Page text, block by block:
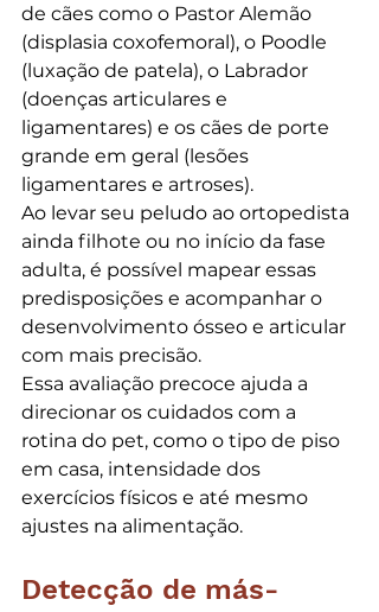
de cães como o Pastor Alemão
(displasia coxofemoral), o Poodle
(luxação de patela), o Labrador
(doenças articulares e
ligamentares) e os cães de porte
grande em geral (lesões
ligamentares e artroses).
Ao levar seu peludo ao ortopedista
ainda filhote ou no início da fase
adulta, é possível mapear essas
predisposições e acompanhar o
desenvolvimento ósseo e articular
com mais precisão.
Essa avaliação precoce ajuda a
direcionar os cuidados com a
rotina do pet, como o tipo de piso
em casa, intensidade dos
exercícios físicos e até mesmo
ajustes na alimentação.
Detecção de más-